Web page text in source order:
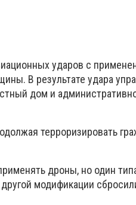
ударов с
В результате удара
дом и
терроризировать
дроны, но один
модификации